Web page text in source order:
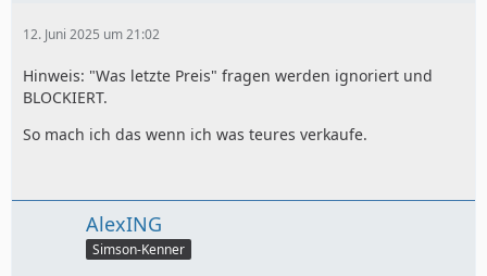
12. Juni 2025 um 21:02
Hinweis: "Was letzte Preis" fragen werden ignoriert und
BLOCKIERT.
So mach ich das wenn ich was teures verkaufe.
AlexING
Simson-Kenner